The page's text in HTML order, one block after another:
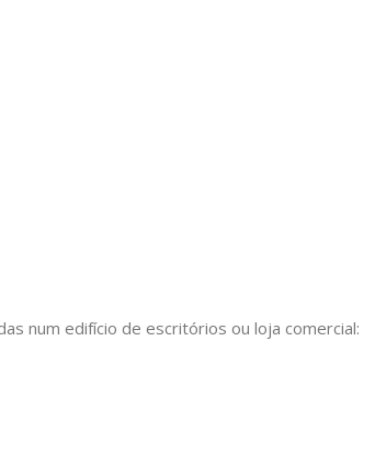
num edifício de escritórios ou loja comercial: